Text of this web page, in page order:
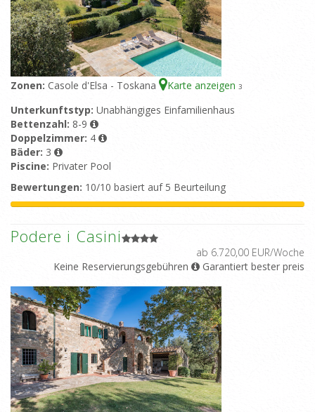
Zonen: Casole d'Elsa - Toskana Karte anzeigen 3
Unterkunftstyp: Unabhängiges Einfamilienhaus
Bettenzahl: 8-9
Doppelzimmer: 4
Bäder: 3
Piscine: Privater Pool
Bewertungen: 10/10 basiert auf 5 Beurteilung
Podere i Casini
ab 6.720,00 EUR/Woche
Keine Reservierungsgebühren
Garantiert bester preis